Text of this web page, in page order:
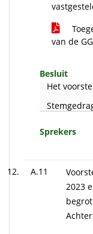
van de
Besluit
Het
Sprekers
A.11
2023